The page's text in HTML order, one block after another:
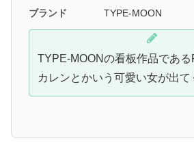
ブランド TYPE-MOON
TYPE-MOONの看板作品である
カレンとかいう可愛い女が出て